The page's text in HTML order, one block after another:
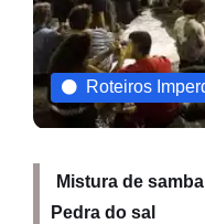
Roteiros
Mistura de
Pedra do sal